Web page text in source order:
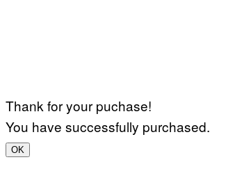
Thank for your puchase!
You have successfully purchased.
OK